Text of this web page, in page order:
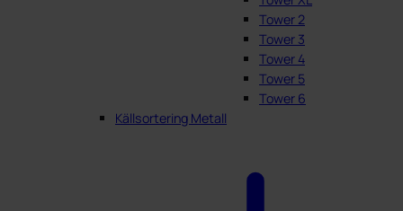
Tower 2
Tower 3
Tower 4
Tower 5
Tower 6
Källsortering Metall